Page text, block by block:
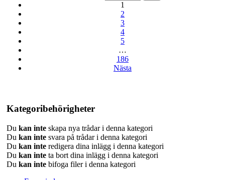
1
2
3
4
5
…
186
Nästa
Kategoribehörigheter
Du kan inte skapa nya trådar i denna kategori
Du kan inte svara på trådar i denna kategori
Du kan inte redigera dina inlägg i denna kategori
Du kan inte ta bort dina inlägg i denna kategori
Du kan inte bifoga filer i denna kategori